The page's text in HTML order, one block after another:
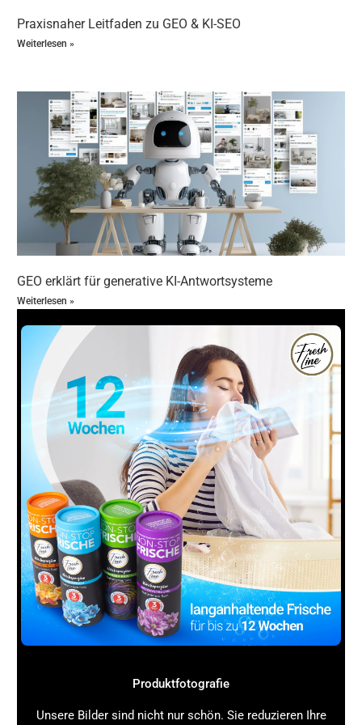
generieren – oft besser als manuell erstellte Texte.
Einwand:
Conversion schnell aus. Zudem spart GEO
langfristig Ressourcen durch Automatisierung.
Einwand:„Ich verstehe die Technik nicht genug.“
Antwort:GEO ist nutzerfreundlich und lässt sich mit
den richtigen Tools auch ohne tiefes technisches
Wissen effektiv einsetzen. Viele Anbieter bieten
Support und Schulungen an.
Einwand:„Suchmaschinen könnten GEO-Inhalte
abstrafen.“
Antwort:GEO orientiert sich strikt an den SEO-Best-
und Nutzerorientierung stehen im Vordergrund, was
Abstrafungen verhindert.
Wie Generative Engine Optimization
funktioniert und warum sie im Online-
Marketing wichtig ist: So startest du sofort –
Quick-Wins
Nutze SEO-Tools mit GEO-Funktionalität:Setze auf
Tools, die KI-gestützte Content-Generierung und
Analyse bieten, um erste Inhalte zu erstellen.
Analysiere deine Zielgruppe:
Verstehe die
Suchintention und das Nutzerverhalten, um den
Content gezielt auszurichten.
Optimiere Meta-Daten dynamisch:Passe Titel,
Beschreibungen und Überschriften automatisiert an
aktuelle Suchtrends an.
Erstelle Content-Cluster:Baue thematische
Gruppen von Inhalten auf, die sich gegenseitig
verlinken und so das Ranking verbessern.
Teste personalisierte Inhalte:Experimentiere mit
dynamischen Empfehlungen und individuellen
Messung und Analytics, um GEO-Maßnahmen
kontinuierlich zu verbessern.
Praxisnaher Leitfaden zu GEO & KI-SEO
Weiterlesen »
GEO erklärt für generative KI-Antwortsysteme
Weiterlesen »
Produktfotografie
Unsere Bilder sind nicht nur schön. Sie reduzieren Ihre